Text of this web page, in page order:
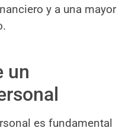
y a una mayor
un
es fundamental